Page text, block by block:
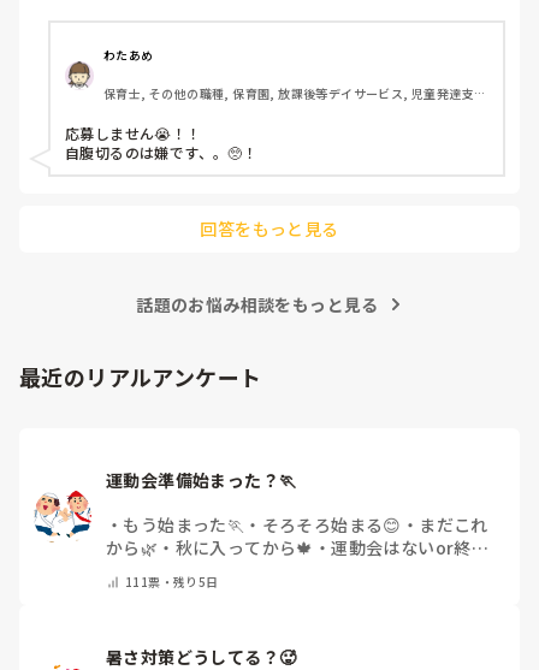
わたあめ
保育士, その他の職種, 保育園, 放課後等デイサービス, 児童発達支援
応募しません😭！！
自腹切るのは嫌です、。🥺！
回答をもっと見る
話題のお悩み相談をもっと見る
最近のリアルアンケート
運動会準備始まった？🏃
・ もう始まった🏃 ・ そろそろ始まる😊 ・ まだこれ
から🌿 ・ 秋に入ってから🍁 ・運動会はないor終わ
111票・残り5日
暑さ対策どうしてる？🥵